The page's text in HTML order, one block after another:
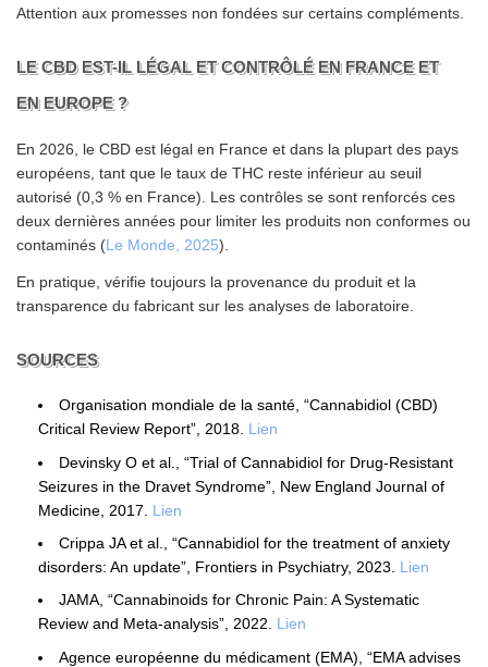
Attention aux promesses non fondées sur certains compléments.
LE CBD EST-IL LÉGAL ET CONTRÔLÉ EN FRANCE ET
EN EUROPE ?
En 2026, le CBD est légal en France et dans la plupart des pays
européens, tant que le taux de THC reste inférieur au seuil
autorisé (0,3 % en France). Les contrôles se sont renforcés ces
deux dernières années pour limiter les produits non conformes ou
contaminés (Le Monde, 2025).
En pratique, vérifie toujours la provenance du produit et la
transparence du fabricant sur les analyses de laboratoire.
SOURCES
Organisation mondiale de la santé, “Cannabidiol (CBD)
Critical Review Report”, 2018. Lien
Devinsky O et al., “Trial of Cannabidiol for Drug-Resistant
Seizures in the Dravet Syndrome”, New England Journal of
Medicine, 2017. Lien
Crippa JA et al., “Cannabidiol for the treatment of anxiety
disorders: An update”, Frontiers in Psychiatry, 2023. Lien
JAMA, “Cannabinoids for Chronic Pain: A Systematic
Review and Meta-analysis”, 2022. Lien
Agence européenne du médicament (EMA), “EMA advises